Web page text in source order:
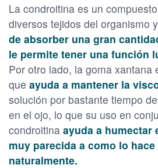
La condroitina es un
diversos tejidos del organismo y
de absorber una gran
le permite tener una función
Por otro lado, la goma xantana
que ayuda a mantener la
solución por bastante tiempo
en el ojo, lo que su uso en
condroitina ayuda a humectar
muy parecida a como lo
naturalmente.